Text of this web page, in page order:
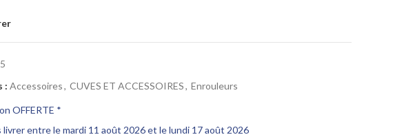
: Accessoires, CUVES ET ACCESSOIRES, Enrouleurs
OFFERTE *
livrer entre le mardi 11 août 2026 et le lundi 17 août 2026